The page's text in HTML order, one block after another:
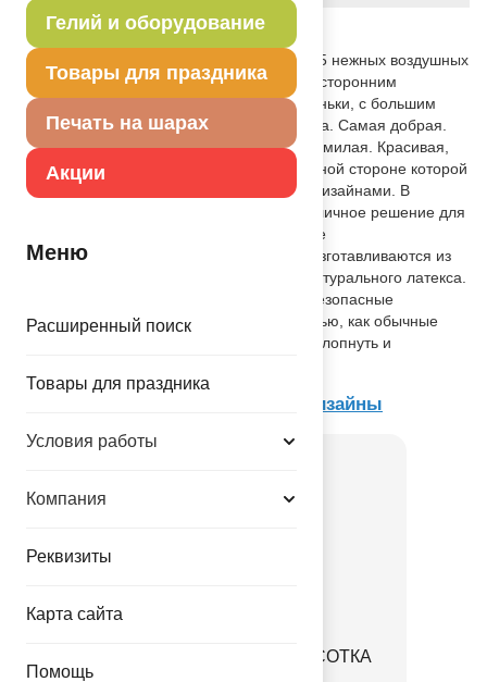
Гелий и оборудование
Товары для праздника
Печать на шарах
Акции
Меню
Расширенный поиск
Товары для праздника
Условия работы
Компания
Реквизиты
Карта сайта
Помощь
Описание товара
Набор шаров из натурального латекса. 5 нежных воздушных
шаров. Пастель - матовые шары, с двухсторонним
шелкографическими текстами для доченьки, с большим
полем печати: Самая красивая Доченька. Самая добрая.
Мы тебя любим. Самая нежная. Самая милая. Красивая,
удобная упаковка, на лицевой и оборотной стороне которой
изображены примеры букетов с этими дизайнами. В
упаковке с хедером Весёлая Затея - отличное решение для
продажи воздушных шариков в магазине
самообслуживания. Воздушные шары изготавливаются из
экологически безопасного 100%-ного натурального латекса.
В окружающей среде разлагаются на безопасные
компоненты примерно с той-же скоростью, как обычные
листья деревьев. После использования лопнуть и
Текстовые дизайны
Свеча на пике С ДР КРАСОТКА